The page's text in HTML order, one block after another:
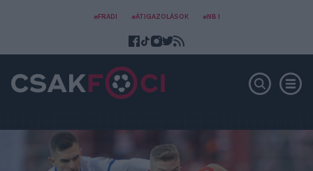
#FRADI #ÁTIGAZOLÁSOK #NB I